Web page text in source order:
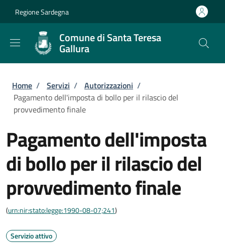
Regione Sardegna
Comune di Santa Teresa
Gallura
Briciole di pane
Home / Servizi / Autorizzazioni /
Pagamento dell'imposta di bollo per il rilascio del
provvedimento finale
Pagamento dell'imposta
di bollo per il rilascio del
provvedimento finale
(urn:nir:stato:legge:1990-08-07;241)
Servizio attivo